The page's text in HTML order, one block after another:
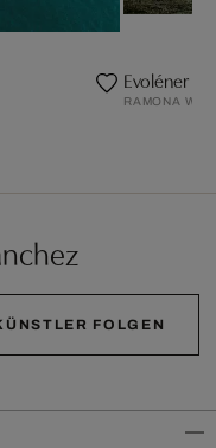
Evoléner
RAMONA
FOLGEN